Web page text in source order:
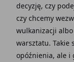
decyzję, czy
czy chcemy
wulkanizacji
warsztatu. Takie
opóźnienia, ale i